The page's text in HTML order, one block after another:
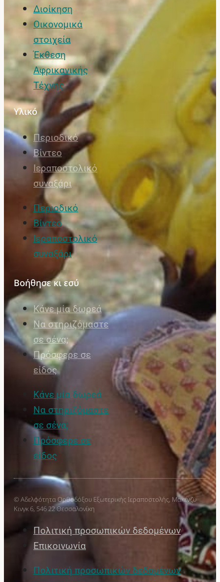
Διοίκηση
Οικονομικά
στοιχεία
Έκθεση
Αφρικανικής
Τέχνης
Υλικό
Περιοδικό
Βίντεο
Ιεραποστολικό
συναξάρι
Περιοδικό
Βίντεο
Ιεραποστολικό
συναξάρι
Βοήθησε κι εσύ
Κάνε μία δωρεά
Να στηριζόμαστε
σε σένα;
Πρόσφερε σε
είδος
Κάνε μία δωρεά
Να στηριζόμαστε
σε σένα;
Πρόσφερε σε
είδος
© Αδελφότητα Ορθοδόξου Εξωτερικής Ιεραποστολής, Μακένζυ
Κινγκ 6, 546 22 Θεσσαλονίκη
Πολιτική προσωπικών δεδομένων
Επικοινωνία
Πολιτική προσωπικών δεδομένων